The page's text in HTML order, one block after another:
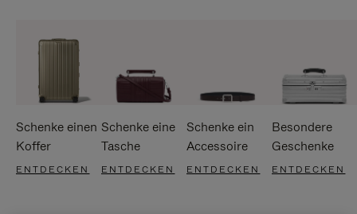
Schenke einen
Koffer
ENTDECKEN
Schenke eine
Tasche
ENTDECKEN
Schenke ein
Accessoire
ENTDECKEN
Besondere
Geschenke
ENTDECKEN